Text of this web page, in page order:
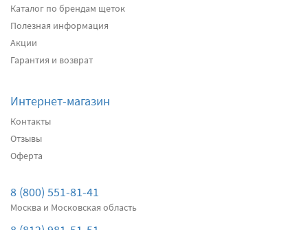
Каталог по брендам щеток
Полезная информация
Акции
Гарантия и возврат
Интернет-магазин
Контакты
Отзывы
Оферта
8 (800) 551-81-41
Москва и Московская область